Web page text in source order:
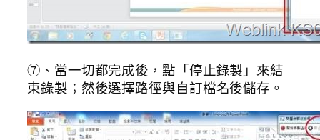
⑦、當一切都完成後，點「停止錄製」來結
束錄製；然後選擇路徑與自訂檔名後儲存。